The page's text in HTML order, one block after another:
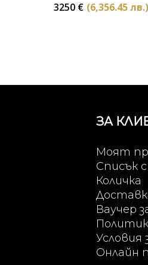
3250 € (6,356.45 лв.)
ЗА
Моят
Списък
Количка
Ваучер
Условия
Онлайн